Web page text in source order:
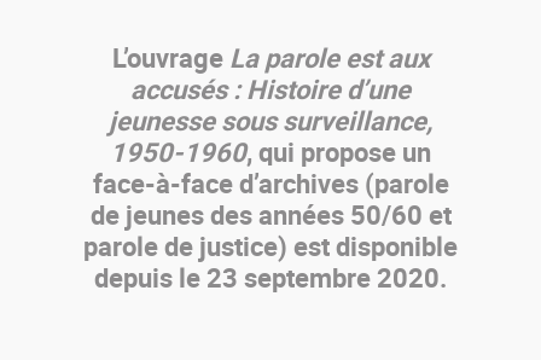
L’ouvrage La parole est aux
accusés : Histoire d’une
jeunesse sous surveillance,
1950-1960, qui propose un
face-à-face d’archives (parole
de jeunes des années 50/60 et
parole de justice) est disponible
depuis le 23 septembre 2020.